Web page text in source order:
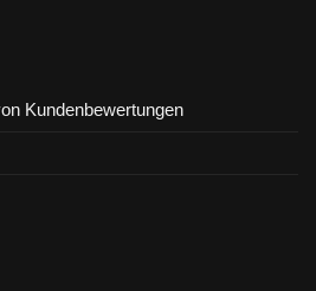
Kundenbewertungen